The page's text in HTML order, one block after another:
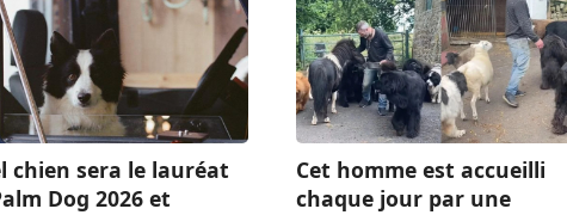
chien sera le lauréat
Dog 2026 et
Cet homme est accueilli
chaque jour par une